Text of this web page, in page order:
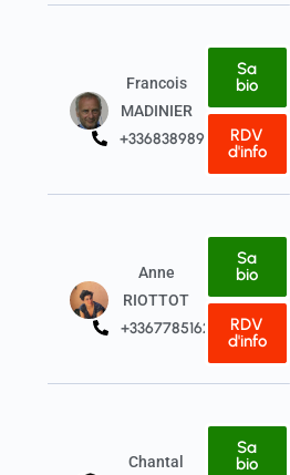
Francois
MADINIER
+33683898933
Sa
bio
RDV
d'info
Anne
RIOTTOT
+33677851628
Sa
bio
RDV
d'info
Chantal
Sa
bio